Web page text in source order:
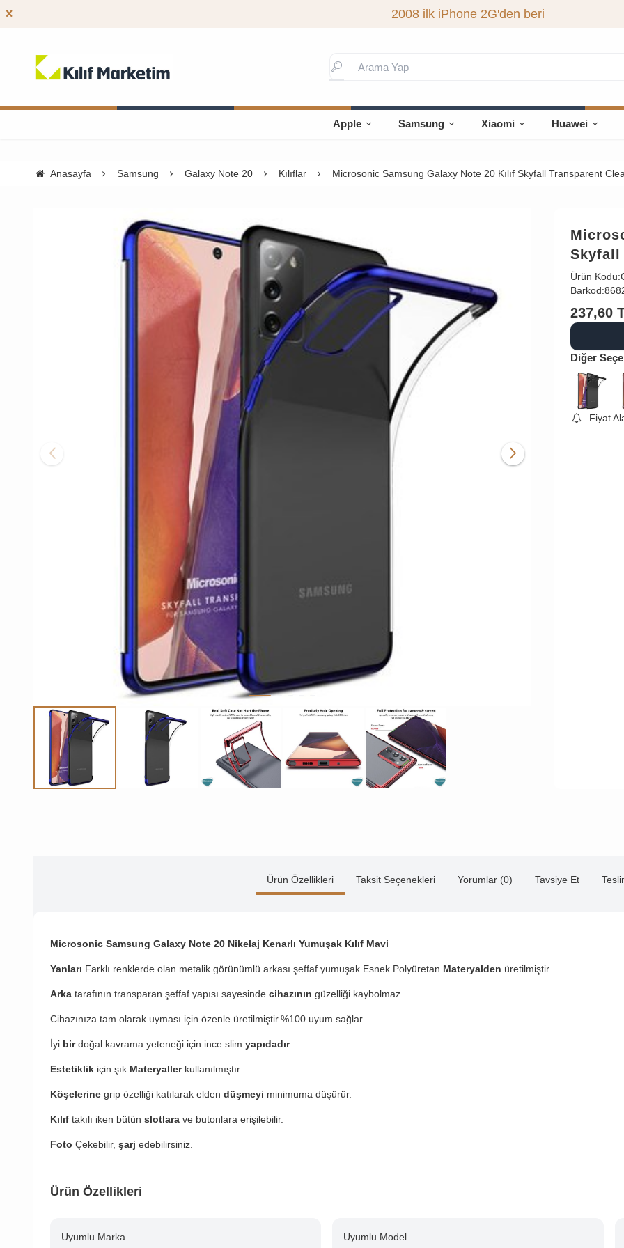
2008 ilk iPhone 2G'den beri
Apple Samsung Xiaomi Huawei
Anasayfa Samsung Galaxy Note 20 Kılıflar Microsonic Samsung Galaxy Note 20 Kılıf Skyfall Transparent
Skyfall
Ürün Kodu:
Barkod:
237,60
Diğer
Fiyat
Ürün Özellikleri Taksit Seçenekleri Yorumlar (0) Tavsiye Et
Microsonic Samsung Galaxy Note 20 Nikelaj Kenarlı Yumuşak Kılıf Mavi
Yanları Farklı renklerde olan metalik görünümlü arkası şeffaf yumuşak Esnek Polyüretan Materyalden üretilmiştir.
Arka tarafının transparan şeffaf yapısı sayesinde cihazının güzelliği kaybolmaz.
Cihazınıza tam olarak uyması için özenle üretilmiştir.%100 uyum sağlar.
İyi birdoğal kavrama yeteneği için ince slim yapıdadır.
Estetiklik için şık Materyaller kullanılmıştır.
Köşelerine grip özelliği katılarak elden düşmeyi minimuma düşürür.
Kılıf takılı iken bütün slotlara ve butonlara erişilebilir.
Foto Çekebilir, şarj edebilirsiniz.
Ürün Özellikleri
Uyumlu Marka
Uyumlu Model